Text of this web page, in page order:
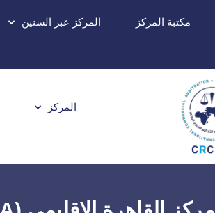
مكتبة المركز المركز عبر السنين
المركز